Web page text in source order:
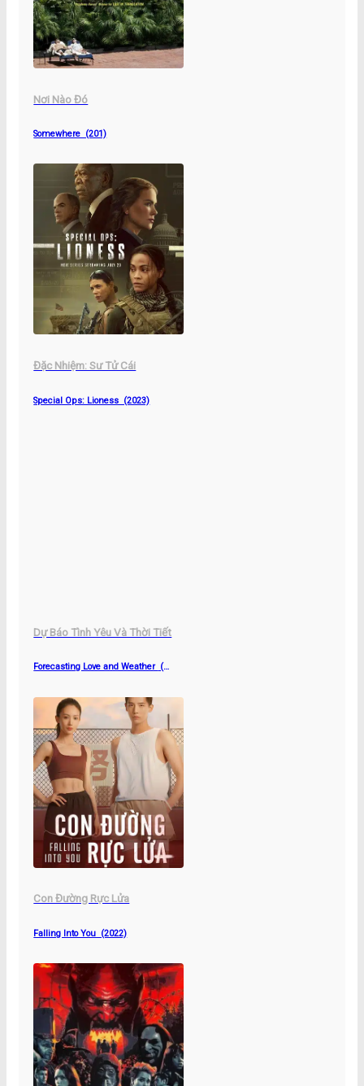
Nơi Nào Đó
Somewhere (201)
Đặc Nhiệm: Sư Tử Cái
Special Ops: Lioness (2023)
Dự Báo Tình Yêu Và Thời Tiết
Forecasting Love and Weather (
Con Đường Rực Lửa
Falling Into You (2022)